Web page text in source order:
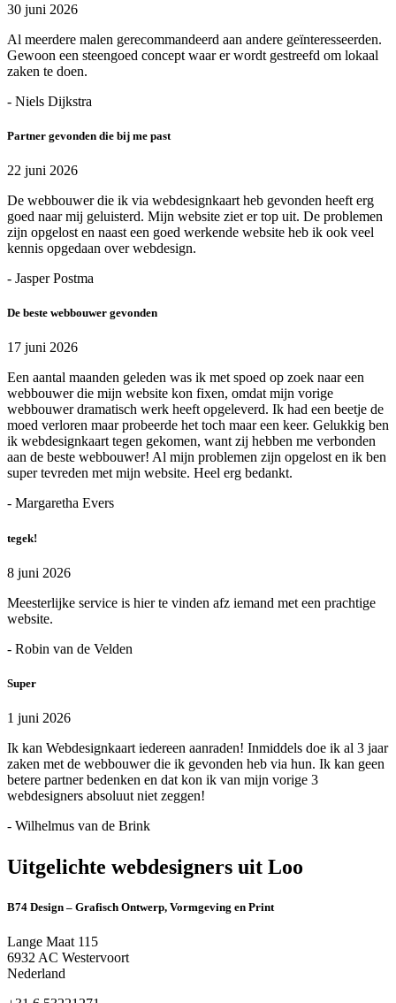
30 juni 2026
Al meerdere malen gerecommandeerd aan andere geïnteresseerden.
Gewoon een steengoed concept waar er wordt gestreefd om lokaal
zaken te doen.
- Niels Dijkstra
Partner gevonden die bij me past
22 juni 2026
De webbouwer die ik via webdesignkaart heb gevonden heeft erg
goed naar mij geluisterd. Mijn website ziet er top uit. De problemen
zijn opgelost en naast een goed werkende website heb ik ook veel
kennis opgedaan over webdesign.
- Jasper Postma
De beste webbouwer gevonden
17 juni 2026
Een aantal maanden geleden was ik met spoed op zoek naar een
webbouwer die mijn website kon fixen, omdat mijn vorige
webbouwer dramatisch werk heeft opgeleverd. Ik had een beetje de
moed verloren maar probeerde het toch maar een keer. Gelukkig ben
ik webdesignkaart tegen gekomen, want zij hebben me verbonden
aan de beste webbouwer! Al mijn problemen zijn opgelost en ik ben
super tevreden met mijn website. Heel erg bedankt.
- Margaretha Evers
tegek!
8 juni 2026
Meesterlijke service is hier te vinden afz iemand met een prachtige
website.
- Robin van de Velden
Super
1 juni 2026
Ik kan Webdesignkaart iedereen aanraden! Inmiddels doe ik al 3 jaar
zaken met de webbouwer die ik gevonden heb via hun. Ik kan geen
betere partner bedenken en dat kon ik van mijn vorige 3
webdesigners absoluut niet zeggen!
- Wilhelmus van de Brink
Uitgelichte webdesigners uit Loo
B74 Design – Grafisch Ontwerp, Vormgeving en Print
Lange Maat 115
6932 AC Westervoort
Nederland